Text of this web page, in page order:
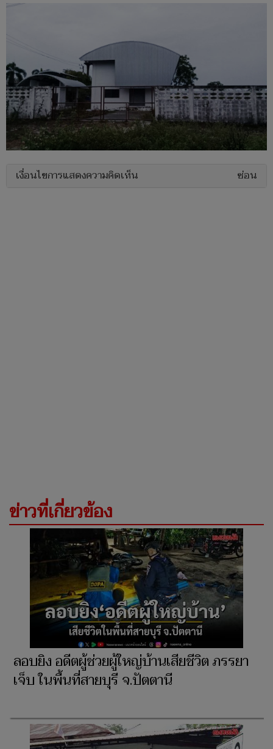
เงื่อนไขการแสดงความคิดเห็น ซ่อน
ข่าวที่เกี่ยวข้อง
ลอบยิง อดีตผู้ช่วยผู้ใหญ่บ้านเสียชีวิต ภรรยา
เจ็บ ในพื้นที่สายบุรี จ.ปัตตานี